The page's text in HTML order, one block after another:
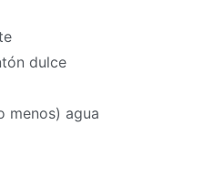
dulce
menos) agua